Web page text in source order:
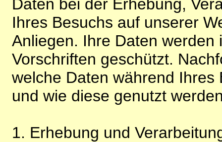
Daten bei der Erhebung,
Ihres Besuchs auf unserer
Anliegen. Ihre Daten
Vorschriften geschützt.
welche Daten während
und wie diese genutzt
1. Erhebung und